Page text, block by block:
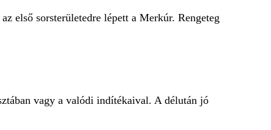
első sorsterületedre lépett a Merkúr. Rengeteg
vagy a valódi indítékaival. A délután jó